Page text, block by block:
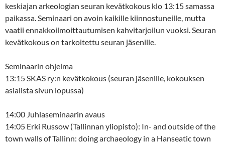
keskiajan arkeologian seuran kevätkokous klo 13:15 samassa
paikassa. Seminaari on avoin kaikille kiinnostuneille, mutta
vaatii ennakkoilmoittautumisen kahvitarjoilun vuoksi. Seuran
kevätkokous on tarkoitettu seuran jäsenille.
Seminaarin ohjelma
13:15 SKAS ry:n kevätkokous (seuran jäsenille, kokouksen
asialista sivun lopussa)
14:00 Juhlaseminaarin avaus
14:05 Erki Russow (Tallinnan yliopisto): In- and outside of the
town walls of Tallinn: doing archaeology in a Hanseatic town